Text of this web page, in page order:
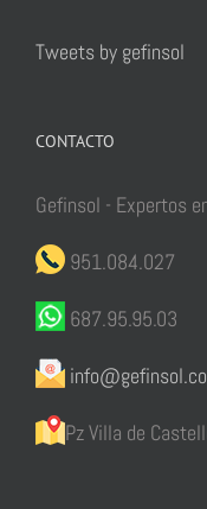
Tweets by gefinsol
CONTACTO
Gefinsol - Expertos
951.084.027
687.95.95.03
Pz Villa de